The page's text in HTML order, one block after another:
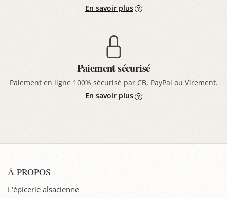
En savoir plus
Paiement sécurisé
Paiement en ligne 100% sécurisé par CB, PayPal ou Virement.
En savoir plus
À PROPOS
L'épicerie alsacienne